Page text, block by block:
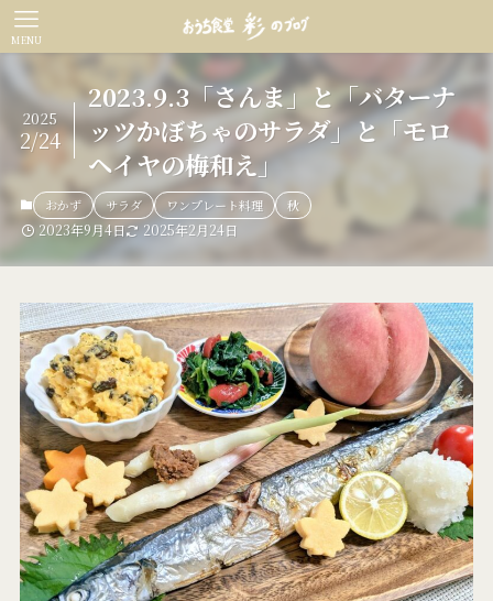
MENU
2023.9.3「さんま」と「バターナ
ッツかぼちゃのサラダ」と「モロ
ヘイヤの梅和え」
2025
2/24
おかず サラダ ワンプレート料理 秋
2023年9月4日 2025年2月24日